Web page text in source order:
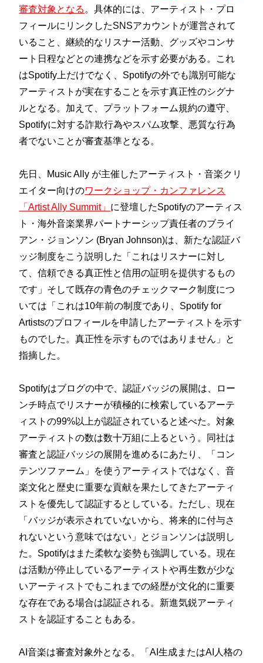
審査対象となる 。具体的には、アーティスト・プロ
フィールにリンクしたSNSアカウントが運営されて
いること、継続的なリスナー活動、グッズやコンサ
ート日程などとの連携などを示す必要がある。これ
はSpotify上だけでなく、Spotifyの外でも識別可能な
アーティストが実在することを示す真正性のシグナ
ルとなる。加えて、プラットフォーム規約の遵守、
Spotifyに対する詐欺行為やスパム攻撃、悪質な行為
者でないことが審査基準となる。
先日、Music Ally が主催したアーティスト・音楽クリ
エイター向けのワークショップ・カンファレンス
「Artist Ally Summit」 に登壇したSpotifyのアーティス
ト・海外音楽業界パートナーシップ責任者のブライ
アン・ジョンソン (Bryan Johnson)は、新たな認証バ
ッジ制度をこう説明した「これはリスナーに対し
て、信頼できる真正性と信用の証明を提供するもの
です」そして既存の青色のチェックマーク制度につ
いては「これは10年前の制度であり、Spotify for
Artistsのプロフィールを申請したアーティストを示す
ものでした。真正性を示すものではありません」と
指摘した。
Spotifyはブログの中で、認証バッジの展開は、ロー
ンチ時点でリスナーが積極的に検索しているアーテ
ィストの99%以上が認証されていると述べた。対象
アーティストの数は数十万組に上るという。同社は
審査と認証バッジの展開を進めるにあたり、「コン
テンツファーム」を使うアーティストではなく、音
楽文化と歴史に重要な貢献を果たしてきたアーティ
ストを優先して認証するとしている。ただし、現在
「バッジが表示されていないから、将来的に付与さ
れないという意味ではない」とジョンソンは説明し
た。Spotifyはまた柔軟な姿勢も強調している。現在
は活動が停止しているアーティストや再生数が少な
いアーティストでもこれまでの経歴が文化的に重要
な存在である場合は認証される。新進気鋭アーティ
ストを認証することもある。
AI音楽は審査対象外となる。「AI生成またはAI人格の